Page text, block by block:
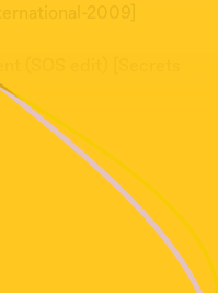
2009]
(SOS edit) [Secrets
1998]